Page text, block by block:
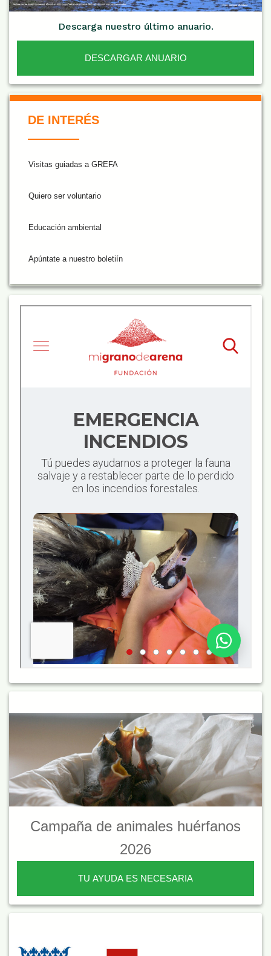
Descarga nuestro último anuario.
DESCARGAR ANUARIO
De Interés NARANJA
DE INTERÉS
Visitas guiadas a GREFA
Quiero ser voluntario
Educación ambiental
Apúntate a nuestro boletiín
Campaña de animales huérfanos
2026
TU AYUDA ES NECESARIA